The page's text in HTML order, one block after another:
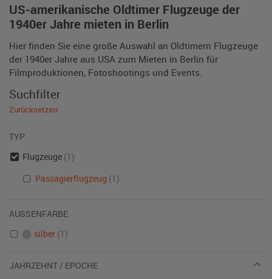
US-amerikanische Oldtimer Flugzeuge der
1940er Jahre mieten in Berlin
Hier finden Sie eine große Auswahl an Oldtimern Flugzeuge
der 1940er Jahre aus USA zum Mieten in Berlin für
Filmproduktionen, Fotoshootings und Events.
Suchfilter
Zurücksetzen
TYP
Flugzeuge (1)
Passagierflugzeug (1)
AUSSENFARBE
silber (1)
JAHRZEHNT / EPOCHE